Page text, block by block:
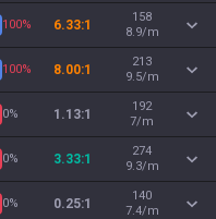
100% 6.33:1
158
8.9/m
100% 8.00:1
213
9.5/m
0% 1.13:1
192
7/m
0% 3.33:1
274
9.3/m
0% 0.25:1
140
7.4/m